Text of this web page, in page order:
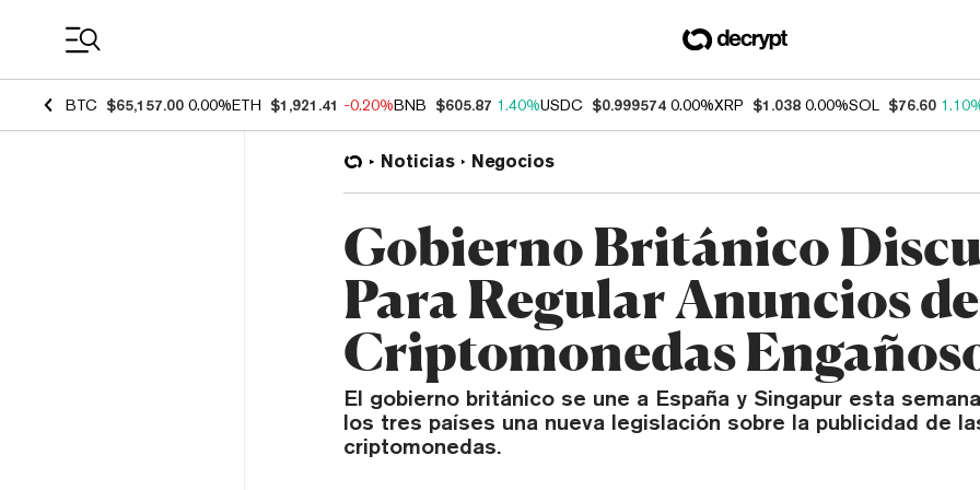
BTC $65,157.00 0.00%ETH $1,921.41 -0.20%BNB $605.87 1.40%USDC $0.999574 0.00%XRP $1.038 0.00%SOL $76.60
Noticias Negocios
Gobierno Británico
Para Regular Anuncios de
Criptomonedas
El gobierno británico se une a España y Singapur esta
los tres países una nueva legislación sobre la publicidad de
criptomonedas.